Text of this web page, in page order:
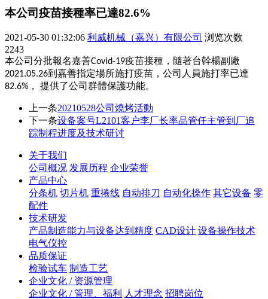
本公司疫苗接種率已達82.6%
2021-05-30 01:32:06 利威机械（嘉兴）有限公司 浏览次数
2243
本公司分批報名嘉善Covid-19疫苗接種，隨著台幹楊副廠
2021.05.26到嘉善指定場所施打疫苗，公司人員施打率已達
82.6% ， 提供了公司群體保護功能。
上一条20210528公司燒烤活動
下一条设备案号L2101客户李厂长率品管任主管到厂追
踪制程进度及技术研讨
关于我们
公司概况 发展历程 企业荣誉
产品中心
分条机 切片机 重捲线 自动排刀 自动化操作 其它设备 零
配件
技术研发
产品制造能力与设备达到精度 CAD设计 设备操作技术
电气仪控
品质保证
检验试车 制造工艺
企业文化 / 资源管理
企业文化 / 管理、福利
人才理念 招聘岗位